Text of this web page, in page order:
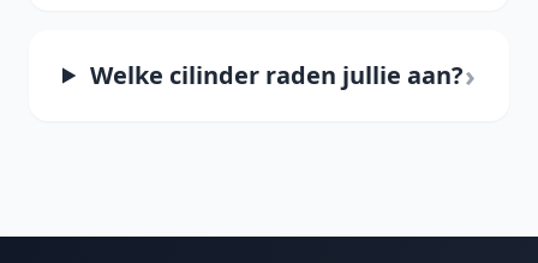
Welke cilinder raden jullie aan?›